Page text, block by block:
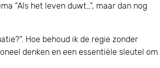
“Als het leven duwt…”, maar dan nog
Hoe behoud ik de regie zonder
denken en een essentiële sleutel om